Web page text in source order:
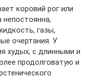
коровий рог или
газы,
очертания. У
худых, с длинными и
продолговатую и